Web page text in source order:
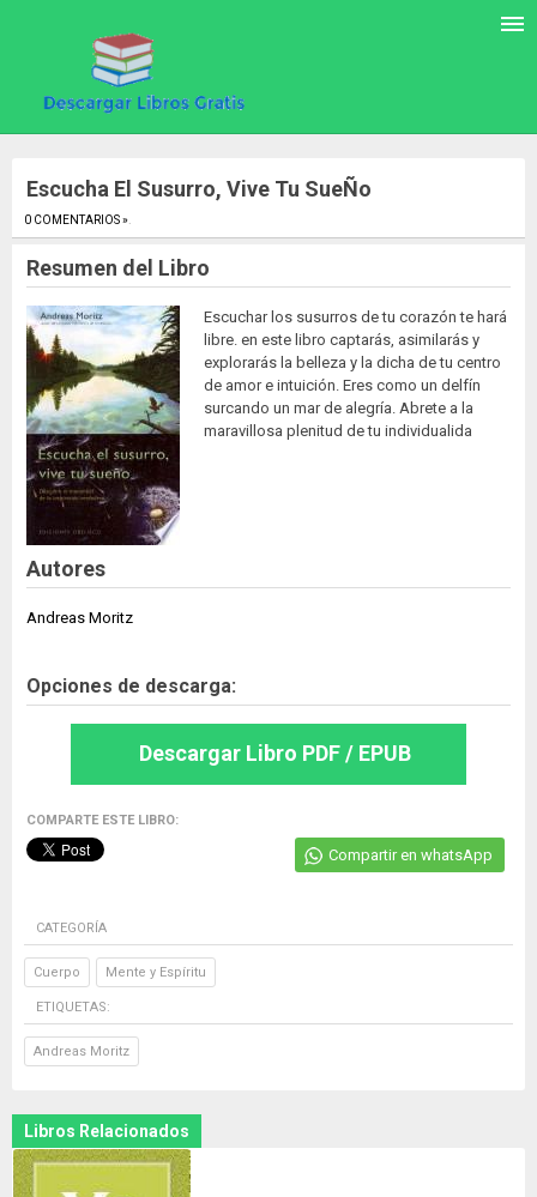
Escucha El Susurro, Vive Tu SueÑo
0 COMENTARIOS ».
Resumen del Libro
Escuchar los susurros de tu corazón te hará
libre. en este libro captarás, asimilarás y
explorarás la belleza y la dicha de tu centro
de amor e intuición. Eres como un delfín
surcando un mar de alegría. Abrete a la
maravillosa plenitud de tu individualida
Autores
Andreas Moritz
Opciones de descarga:
Descargar Libro PDF / EPUB
COMPARTE ESTE LIBRO:
Compartir en whatsApp
CATEGORÍA
Cuerpo Mente y Espíritu
ETIQUETAS:
Andreas Moritz
Libros Relacionados